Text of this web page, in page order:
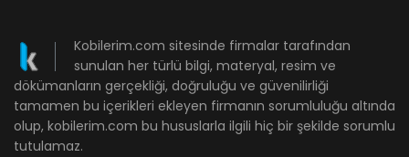
Kobilerim.com sitesinde firmalar tarafından
sunulan her türlü bilgi, materyal, resim ve
dökümanların gerçekliği, doğruluğu ve güvenilirliği
tamamen bu içerikleri ekleyen firmanın sorumluluğu altında
olup, kobilerim.com bu hususlarla ilgili hiç bir şekilde sorumlu
tutulamaz.